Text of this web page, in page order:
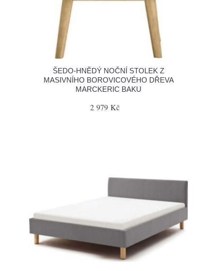
ŠEDO-HNĚDÝ NOČNÍ STOLEK Z
MASIVNÍHO BOROVICOVÉHO DŘEVA
MARCKERIC BAKU
2 979 Kč